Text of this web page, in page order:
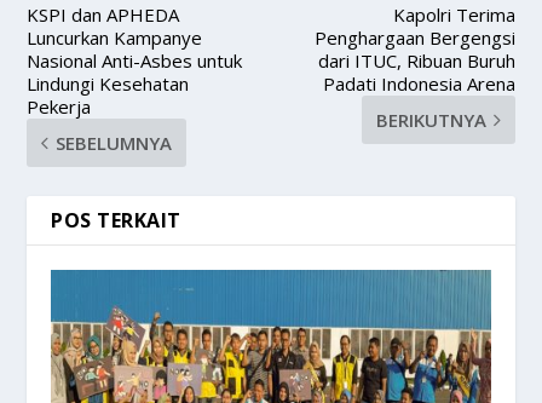
KSPI dan APHEDA
Luncurkan Kampanye
Nasional Anti-Asbes untuk
Lindungi Kesehatan
Pekerja
SEBELUMNYA
Kapolri Terima
Penghargaan Bergengsi
dari ITUC, Ribuan Buruh
Padati Indonesia Arena
BERIKUTNYA
POS TERKAIT